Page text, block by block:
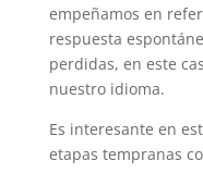
empeñamos en
respuesta
perdidas, en este
nuestro idioma.
Es interesante en
etapas tempranas